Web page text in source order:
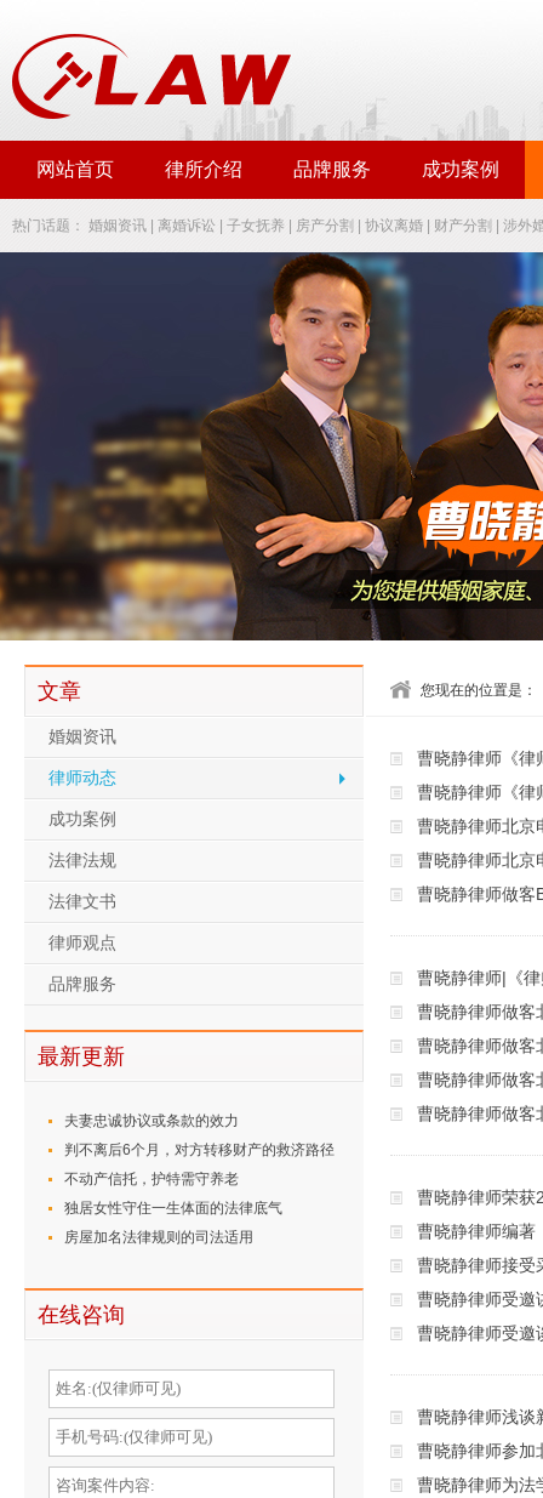
网站首页 律所介绍 品牌服务 成功案例
热门话题： 婚姻资讯 离婚诉讼 子女抚养 房产分割 协议离婚 财产分割 涉外
文章
婚姻资讯
律师动态
成功案例
法律法规
法律文书
律师观点
品牌服务
最新更新
夫妻忠诚协议或条款的效力
判不离后6个月，对方转移财产的救济路径
不动产信托，护特需守养老
独居女性守住一生体面的法律底气
房屋加名法律规则的司法适用
在线咨询
您现在的位置是：
曹晓静律师《
曹晓静律师《
曹晓静律师北
曹晓静律师北
曹晓静律师做客
曹晓静律师|《
曹晓静律师做
曹晓静律师做
曹晓静律师做
曹晓静律师做
曹晓静律师荣获
曹晓静律师编著
曹晓静律师接受
曹晓静律师受邀
曹晓静律师受邀
曹晓静律师浅谈
曹晓静律师参加
曹晓静律师为法